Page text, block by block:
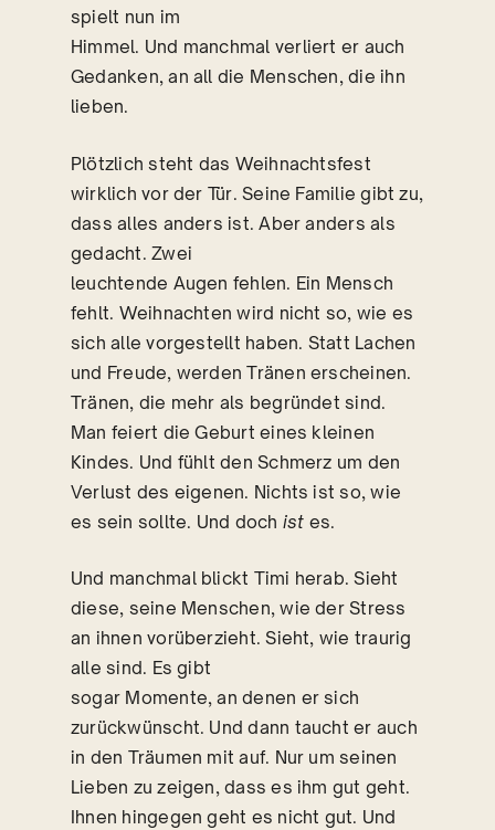
spielt nun im
Himmel. Und manchmal verliert er auch
Gedanken, an all die Menschen, die ihn
lieben.
Plötzlich steht das Weihnachtsfest
wirklich vor der Tür. Seine Familie gibt zu,
dass alles anders ist. Aber anders als
gedacht. Zwei
leuchtende Augen fehlen. Ein Mensch
fehlt. Weihnachten wird nicht so, wie es
sich alle vorgestellt haben. Statt Lachen
und Freude, werden Tränen erscheinen.
Tränen, die mehr als begründet sind.
Man feiert die Geburt eines kleinen
Kindes. Und fühlt den Schmerz um den
Verlust des eigenen. Nichts ist so, wie
es sein sollte. Und doch ist es.
Und manchmal blickt Timi herab. Sieht
diese, seine Menschen, wie der Stress
an ihnen vorüberzieht. Sieht, wie traurig
alle sind. Es gibt
sogar Momente, an denen er sich
zurückwünscht. Und dann taucht er auch
in den Träumen mit auf. Nur um seinen
Lieben zu zeigen, dass es ihm gut geht.
Ihnen hingegen geht es nicht gut. Und